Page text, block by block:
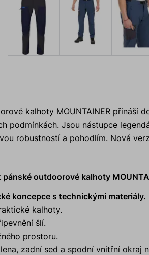
kalhoty MOUNTAINER přináší
podmínkách. Jsou nástupce
robustností a pohodlím. Nová
outdoorové kalhoty
koncepce s technickými materiály.
kalhoty.
šlí.
prostoru.
zadní sed a spodní vnitřní okraj